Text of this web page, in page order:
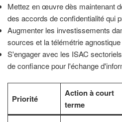
Mettez en œuvre dès maintenant
des accords de confidentialité qui
Augmenter les investissements
sources et la télémétrie
S'engager avec les ISAC
de confiance pour l'échange
Priorité
Action à court
terme